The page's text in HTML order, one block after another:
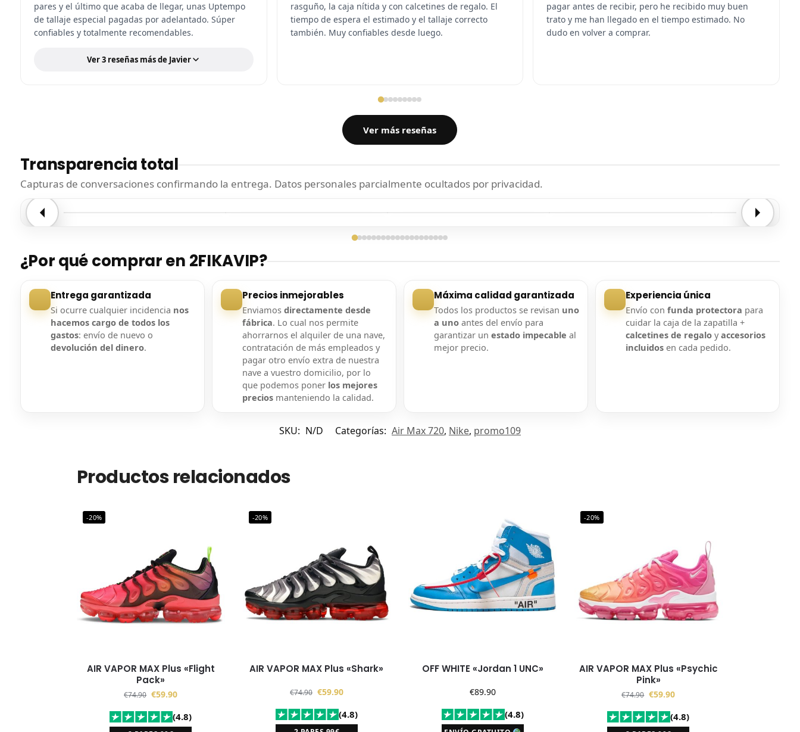
pares y el último que acaba de llegar, unas Uptempo
de tallaje especial pagadas por adelantado. Súper
confiables y totalmente recomendables.
Ver 3 reseñas más de Javier
rasguño, la caja nítida y con calcetines de regalo. El
tiempo de espera el estimado y el tallaje correcto
también. Muy confiables desde luego.
pagar antes de recibir, pero he recibido muy buen
trato y me han llegado en el tiempo estimado. No
dudo en volver a comprar.
Ver más reseñas
Transparencia total
Capturas de conversaciones confirmando la entrega. Datos personales parcialmente ocultados por privacidad.
Entrega confirmada
¿Por qué comprar en 2FIKAVIP?
Entrega garantizada
Si ocurre cualquier incidencia nos
hacemos cargo de todos los
gastos: envío de nuevo o
devolución del dinero.
Precios inmejorables
Enviamos directamente desde
fábrica. Lo cual nos permite
ahorrarnos el alquiler de una nave,
contratación de más empleados y
pagar otro envío extra de nuestra
nave a vuestro domicilio, por lo
que podemos poner los mejores
preciosmanteniendo la calidad.
Máxima calidad garantizada
Todos los productos se revisan uno
a unoantes del envío para
garantizar un estado impecable al
mejor precio.
Experiencia única
Envío confunda protectora para
cuidar la caja de la zapatilla +
calcetines de regalo yaccesorios
incluidos en cada pedido.
SKU: N/D Categorías: Air Max 720, Nike, promo109
Productos relacionados
-20%
AIR VAPOR MAX Plus «Flight
Pack»
€74.90 €59.90
(4.8)
-20%
AIR VAPOR MAX Plus «Shark»
€74.90 €59.90
(4.8)
OFF WHITE «Jordan 1 UNC»
€89.90
(4.8)
-20%
AIR VAPOR MAX Plus «Psychic
Pink»
€74.90 €59.90
(4.8)